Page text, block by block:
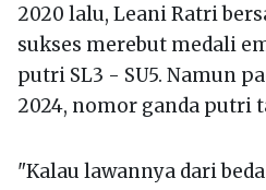
2020 lalu, Leani Ratri
sukses merebut medali
putri SL3 - SU5. Namun
2024, nomor ganda putri
"Kalau lawannya dari